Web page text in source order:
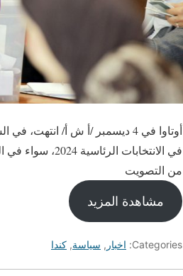
أوتاوا في 4 ديسمبر /أ ش أ/
في الانتخابات
من التصويت
مشاهدة المزيد
Categories: اخبار , سياسة, كندا